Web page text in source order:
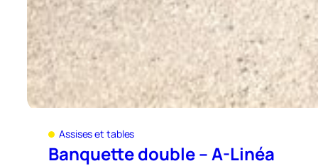
Assises et tables
Banquette double – A-Linéa